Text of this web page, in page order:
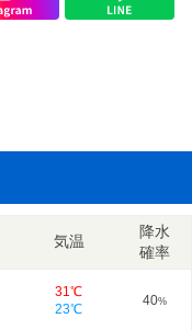
気温
降水
確率
31℃
23℃
40%